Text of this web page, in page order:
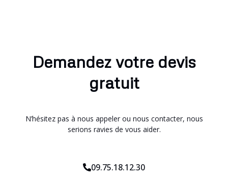
Demandez votre devis
gratuit
N’hésitez pas à nous appeler ou nous contacter, nous
serions ravies de vous aider.
09.75.18.12.30